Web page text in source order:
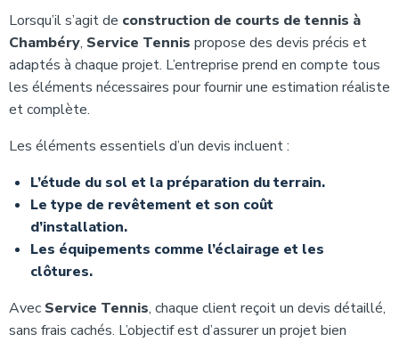
Lorsqu’il s’agit de construction de courts de tennis à
Chambéry, Service Tennis propose des devis précis et
adaptés à chaque projet. L’entreprise prend en compte tous
les éléments nécessaires pour fournir une estimation réaliste
et complète.
Les éléments essentiels d’un devis incluent :
L’étude du sol et la préparation du terrain.
Le type de revêtement et son coût
d’installation.
Les équipements comme l’éclairage et les
clôtures.
Avec Service Tennis, chaque client reçoit un devis détaillé,
sans frais cachés. L’objectif est d’assurer un projet bien